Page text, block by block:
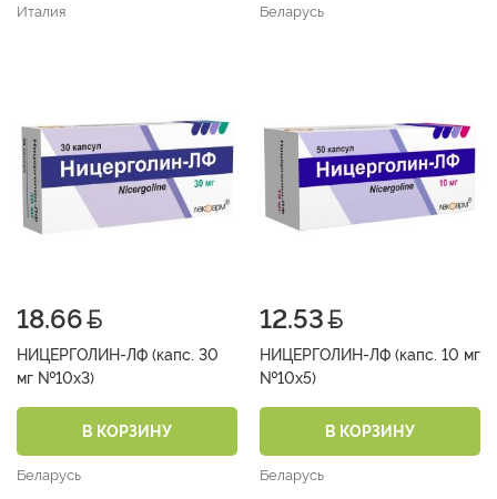
Италия Беларусь
18.66
НИЦЕРГОЛИН-ЛФ (капс. 30
мг №10х3)
В КОРЗИНУ
Беларусь
12.53
НИЦЕРГОЛИН-ЛФ (капс. 10 мг
№10х5)
В КОРЗИНУ
Беларусь